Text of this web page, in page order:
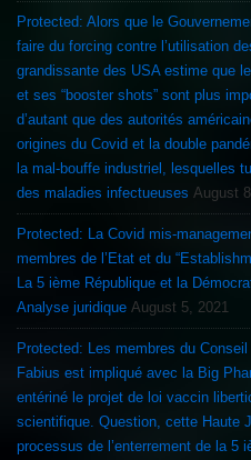
Protected: Alors que le
faire du forcing contre l’utilisation
grandissante des USA estime que
et ses “booster shots” sont plus
d’autant que des autorités
origines du Covid et la double
la mal-bouffe industriel, lesquelles
des maladies infectueuses August
Protected: La Covid mis-
membres de l’Etat et du
La 5 ième République et la
Analyse juridique August 5, 2021
Protected: Les membres du
Fabius est impliqué avec la Big
entériné le projet de loi vaccin
scientifique. Question, cette Haute
processus de l’enterrement de la 5